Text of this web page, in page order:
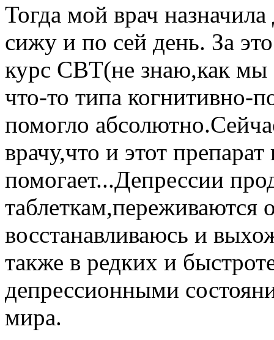
Тогда мой врач
сижу и по сей день. За
курс CBT(не знаю,как мы
что-то типа когнитивно-
помогло
врачу,что и этот
помогает...Депрессии
таблеткам,переживаются
восстанавливаюсь и
также в редких и
депрессионными
мира.